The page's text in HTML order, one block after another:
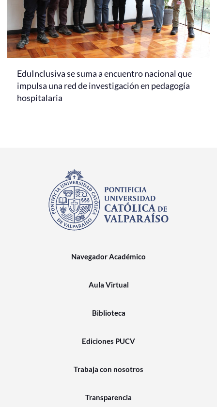
EduInclusiva se suma a encuentro nacional que
impulsa una red de investigación en pedagogía
hospitalaria
Navegador Académico
Aula Virtual
Biblioteca
Ediciones PUCV
Trabaja con nosotros
Transparencia